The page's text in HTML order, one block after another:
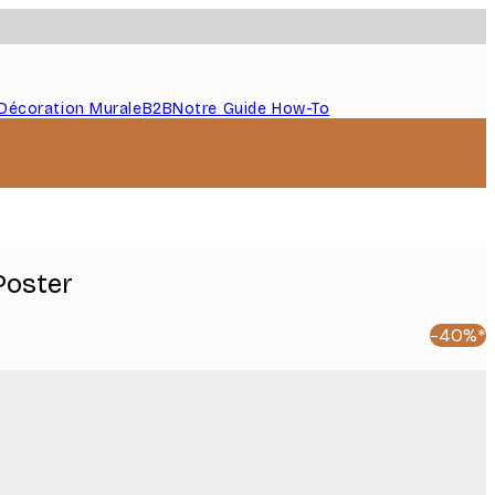
MuraleB2BNotre Guide How-To
-40%*